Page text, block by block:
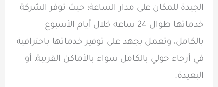
الجيدة للمكان على مدار الساعة؛ حيث توفر الشركة
خدماتها طوال 24 ساعة خلال أيام الأسبوع
بالكامل، وتعمل بجهد على توفير خدماتها باحترافية
في أرجاء حولي بالكامل سواء بالأماكن القريبة، أو
البعيدة.